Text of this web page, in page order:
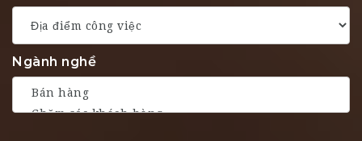
Ngành nghề